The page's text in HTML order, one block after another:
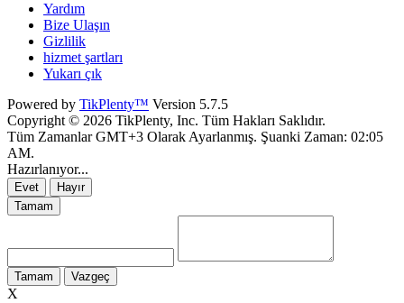
Yardım
Bize Ulaşın
Gizlilik
hizmet şartları
Yukarı çık
Powered by TikPlenty™ Version 5.7.5
Copyright © 2026 TikPlenty, Inc. Tüm Hakları Saklıdır.
Tüm Zamanlar GMT+3 Olarak Ayarlanmış. Şuanki Zaman: 02:05
AM.
Hazırlanıyor...
Evet
Hayır
Tamam
Tamam Vazgeç
X